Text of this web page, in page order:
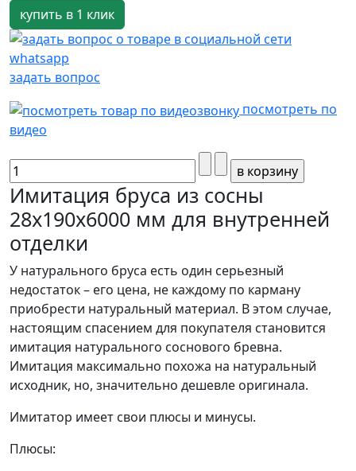
купить в 1 клик
задать вопрос
посмотреть по
видео
Имитация бруса из сосны
28х190х6000 мм для внутренней
отделки
У натурального бруса есть один серьезный
недостаток – его цена, не каждому по карману
приобрести натуральный материал. В этом случае,
настоящим спасением для покупателя становится
имитация натурального соснового бревна.
Имитация максимально похожа на натуральный
исходник, но, значительно дешевле оригинала.
Имитатор имеет свои плюсы и минусы.
Плюсы: